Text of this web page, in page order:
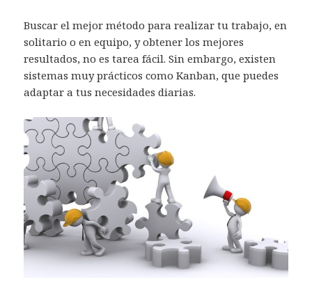
Buscar el mejor método para realizar tu trabajo, en
solitario o en equipo, y obtener los mejores
resultados, no es tarea fácil. Sin embargo, existen
sistemas muy prácticos como Kanban, que puedes
adaptar a tus necesidades diarias.